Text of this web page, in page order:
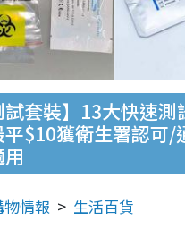
試套裝】13大快速
平$10獲衛生署認可/
物情報 生活百貨